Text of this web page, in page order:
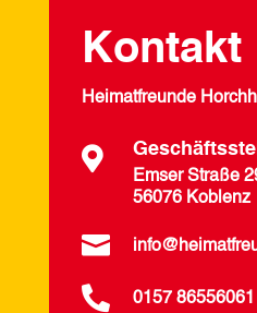
Kontakt
Heimatfreunde

Emser Straße
56076 Koblenz

 0157 86556061